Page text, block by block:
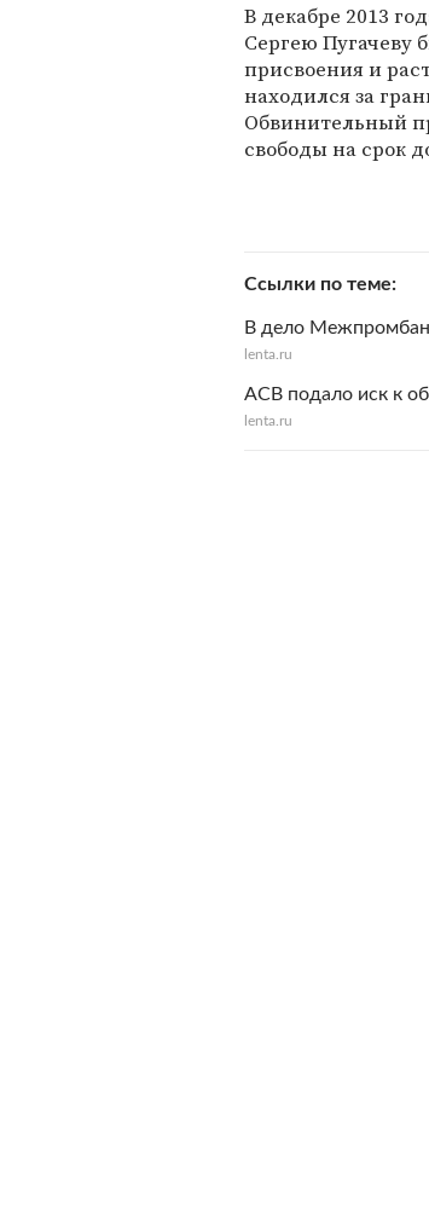
В декабре 2013
Сергею Пугачеву
присвоения и
находился за
Обвинительный
свободы на срок
Ссылки по теме
В дело
lenta.ru
АСВ подало иск к
lenta.ru